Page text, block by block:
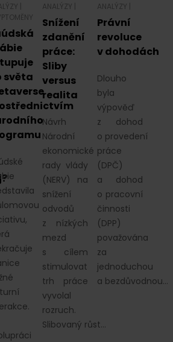
světa
ANALÝZY
Snížení
zdanění
práce:
Sliby
versus
realita
Návrh
Národní
ekonomické
rady vlády
(NERV) na
snížení
odvodů
z nízkých
mezd
s cílem
stimulovat
trh práce
vyvolal
rozruch.
Slibovaný růst…
ANALÝZY
Právní
revoluce
v dohodách
Dlouho
byla
výpověď
z dohod
o provedení
práce
(DPČ)
a dohod
o pracovní
činnosti
(DPP)
považována
za
jednoduchou
a bezdůvodnou…